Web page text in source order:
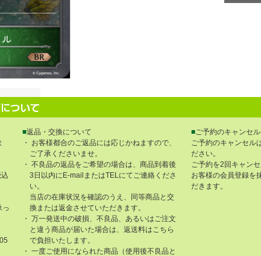
っ
■返品・交換について
・ お客様都合のご返品には応じかねますので、
ご了承くださいませ。
・ 不良品の返品をご希望の場合は、商品到着後
3日以内にE-mailまたはTELにてご連絡くださ
い。
当店の在庫状況を確認のうえ、同等商品と交
換または返金させていただきます。
・ 万一発送中の破損、不良品、あるいはご注文
と違う商品が届いた場合は、返送料はこちら
で負担いたします。
・ 一度ご使用になられた商品（使用後不良品と
■ご予約のキャンセ
ご予約のキャンセル
ださい。
ご予約を2回キャンセ
お客様の会員登録を
だきます。